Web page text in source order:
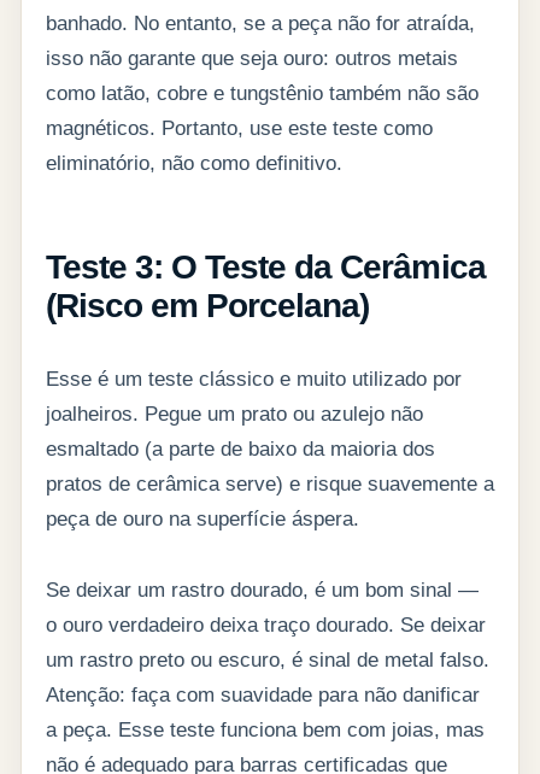
banhado. No entanto, se a peça não for atraída,
isso não garante que seja ouro: outros metais
como latão, cobre e tungstênio também não são
magnéticos. Portanto, use este teste como
eliminatório, não como definitivo.
Teste 3: O Teste da Cerâmica
(Risco em Porcelana)
Esse é um teste clássico e muito utilizado por
joalheiros. Pegue um prato ou azulejo não
esmaltado (a parte de baixo da maioria dos
pratos de cerâmica serve) e risque suavemente a
peça de ouro na superfície áspera.
Se deixar um rastro dourado, é um bom sinal —
o ouro verdadeiro deixa traço dourado. Se deixar
um rastro preto ou escuro, é sinal de metal falso.
Atenção: faça com suavidade para não danificar
a peça. Esse teste funciona bem com joias, mas
não é adequado para barras certificadas que